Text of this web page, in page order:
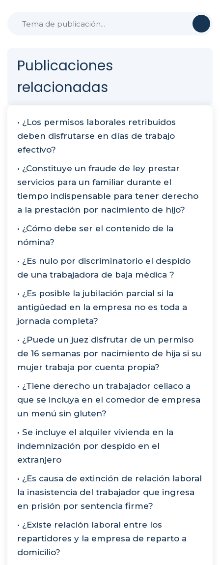
Publicaciones
relacionadas
• ¿Los permisos laborales retribuidos
deben disfrutarse en días de trabajo
efectivo?
• ¿Constituye un fraude de ley prestar
servicios para un familiar durante el
tiempo indispensable para tener derecho
a la prestación por nacimiento de hijo?
• ¿Cómo debe ser el contenido de la
nómina?
• ¿Es nulo por discriminatorio el despido
de una trabajadora de baja médica ?
• ¿Es posible la jubilación parcial si la
antigüedad en la empresa no es toda a
jornada completa?
• ¿Puede un juez disfrutar de un permiso
de 16 semanas por nacimiento de hija si su
mujer trabaja por cuenta propia?
• ¿Tiene derecho un trabajador celiaco a
que se incluya en el comedor de empresa
un menú sin gluten?
• Se incluye el alquiler vivienda en la
indemnización por despido en el
extranjero
• ¿Es causa de extinción de relación laboral
la inasistencia del trabajador que ingresa
en prisión por sentencia firme?
• ¿Existe relación laboral entre los
repartidores y la empresa de reparto a
domicilio?